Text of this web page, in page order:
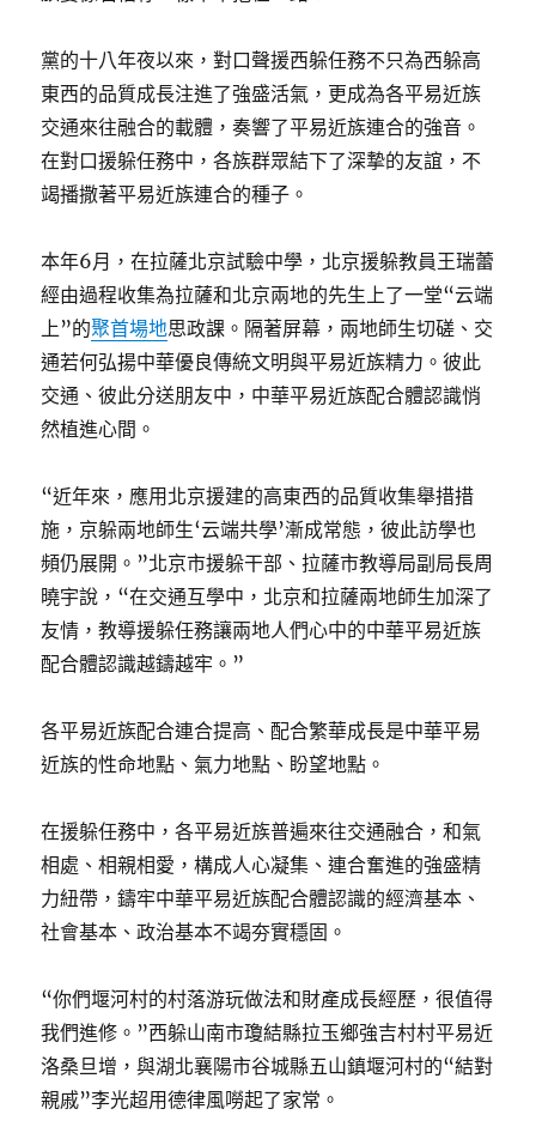
黨的十八年夜以來，對口聲援西躲任務不只為西躲高
東西的品質成長注進了強盛活氣，更成為各平易近族
交通來往融合的載體，奏響了平易近族連合的強音。
在對口援躲任務中，各族群眾結下了深摯的友誼，不
竭播撒著平易近族連合的種子。
本年6月，在拉薩北京試驗中學，北京援躲教員王瑞蕾
經由過程收集為拉薩和北京兩地的先生上了一堂“云端
上”的聚首場地思政課。隔著屏幕，兩地師生切磋、交
通若何弘揚中華優良傳統文明與平易近族精力。彼此
交通、彼此分送朋友中，中華平易近族配合體認識悄
然植進心間。
“近年來，應用北京援建的高東西的品質收集舉措措
施，京躲兩地師生‘云端共學’漸成常態，彼此訪學也
頻仍展開。”北京市援躲干部、拉薩市教導局副局長周
曉宇說，“在交通互學中，北京和拉薩兩地師生加深了
友情，教導援躲任務讓兩地人們心中的中華平易近族
配合體認識越鑄越牢。”
各平易近族配合連合提高、配合繁華成長是中華平易
近族的性命地點、氣力地點、盼望地點。
在援躲任務中，各平易近族普遍來往交通融合，和氣
相處、相親相愛，構成人心凝集、連合奮進的強盛精
力紐帶，鑄牢中華平易近族配合體認識的經濟基本、
社會基本、政治基本不竭夯實穩固。
“你們堰河村的村落游玩做法和財產成長經歷，很值得
我們進修。”西躲山南市瓊結縣拉玉鄉強吉村村平易近
洛桑旦增，與湖北襄陽市谷城縣五山鎮堰河村的“結對
親戚”李光超用德律風嘮起了家常。